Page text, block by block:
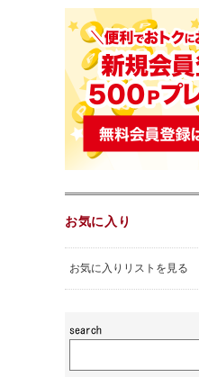
お気に入り
お気に入りリストを見る